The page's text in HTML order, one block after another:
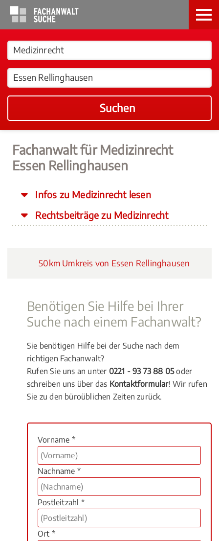
Suchen
Fachanwalt für Medizinrecht
Essen Rellinghausen
Infos zu Medizinrecht lesen
Rechtsbeiträge zu Medizinrecht
50km Umkreis von Essen Rellinghausen
Benötigen Sie Hilfe bei Ihrer
Suche nach einem Fachanwalt?
Sie benötigen Hilfe bei der Suche nach dem
richtigen Fachanwalt?
Rufen Sie uns an unter 0221 - 93 73 88 05oder
schreiben uns über das Kontaktformular! Wir rufen
Sie zu den büroüblichen Zeiten zurück.
Vorname *
Nachname *
Postleitzahl *
Ort *